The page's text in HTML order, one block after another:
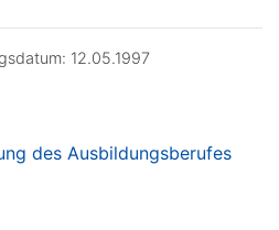
12.05.1997
des Ausbildungsberufes